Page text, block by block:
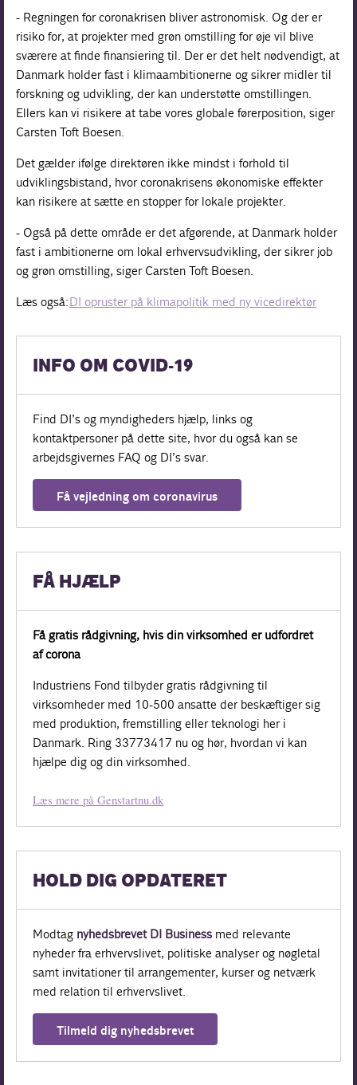
- Regningen for coronakrisen bliver astronomisk. Og der er
risiko for, at projekter med grøn omstilling for øje vil blive
sværere at finde finansiering til. Der er det helt nødvendigt, at
Danmark holder fast i klimaambitionerne og sikrer midler til
forskning og udvikling, der kan understøtte omstillingen.
Ellers kan vi risikere at tabe vores globale førerposition, siger
Carsten Toft Boesen.
Det gælder ifølge direktøren ikke mindst i forhold til
udviklingsbistand, hvor coronakrisens økonomiske effekter
kan risikere at sætte en stopper for lokale projekter.
- Også på dette område er det afgørende, at Danmark holder
fast i ambitionerne om lokal erhvervsudvikling, der sikrer job
og grøn omstilling, siger Carsten Toft Boesen.
Læs også:DI opruster på klimapolitik med ny vicedirektør
INFO OM COVID-19
Find DI’s og myndigheders hjælp, links og
kontaktpersoner på dette site, hvor du også kan se
arbejdsgivernes FAQ og DI’s svar.
Få vejledning om coronavirus
FÅ HJÆLP
Få gratis rådgivning, hvis din virksomhed er udfordret
af corona
Industriens Fond tilbyder gratis rådgivning til
virksomheder med 10-500 ansatte der beskæftiger sig
med produktion, fremstilling eller teknologi her i
Danmark. Ring 33773417 nu og hør, hvordan vi kan
hjælpe dig og din virksomhed.
Læs mere på Genstartnu.dk
HOLD DIG OPDATERET
Modtag nyhedsbrevet DI Business med relevante
nyheder fra erhvervslivet, politiske analyser og nøgletal
samt invitationer til arrangementer, kurser og netværk
med relation til erhvervslivet.
Tilmeld dig nyhedsbrevet